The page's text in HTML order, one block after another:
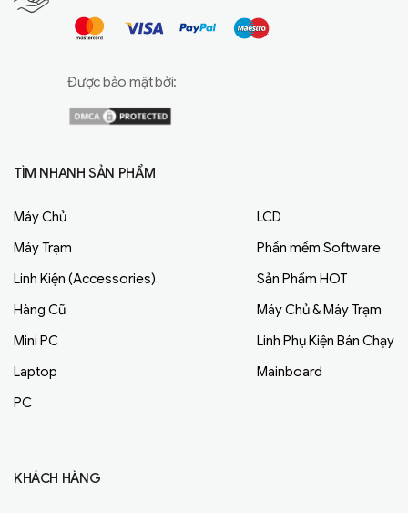
Được bảo mật bởi:
TÌM NHANH SẢN PHẨM
Máy Chủ
Máy Trạm
Linh Kiện (Accessories)
Hàng Cũ
Mini PC
Laptop
PC
LCD
Phần mềm Software
Sản Phẩm HOT
Máy Chủ & Máy Trạm
Linh Phụ Kiện Bán Chạy
Mainboard
KHÁCH HÀNG